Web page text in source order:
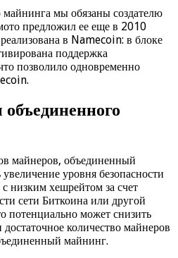
мы обязаны создателю
предложил ее еще в 2010
в Namecoin: в блоке
поддержка
позволило одновременно
майнеров, объединенный
уровня безопасности
низким хешрейтом за счет
сети Биткоина или другой
потенциально может снизить
достаточное количество майнеров
майнинг.